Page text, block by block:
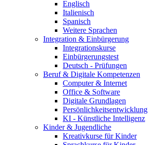
Englisch
Italienisch
Spanisch
Weitere Sprachen
Integration & Einbürgerung
Integrationskurse
Einbürgerungstest
Deutsch - Prüfungen
Beruf & Digitale Kompetenzen
Computer & Internet
Office & Software
Digitale Grundlagen
Persönlichkeitsentwicklung
KI - Künstliche Intelligenz
Kinder & Jugendliche
Kreativkurse für Kinder